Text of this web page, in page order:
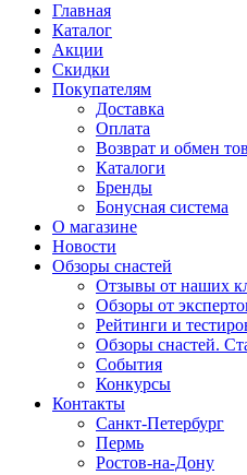
Главная
Каталог
Акции
Скидки
Покупателям
Доставка
Оплата
Возврат и обмен
Каталоги
Бренды
Бонусная система
О магазине
Новости
Обзоры снастей
Отзывы от наших
Обзоры от
Рейтинги и
Обзоры снастей.
События
Конкурсы
Контакты
Санкт-Петербург
Пермь
Ростов-на-Дону